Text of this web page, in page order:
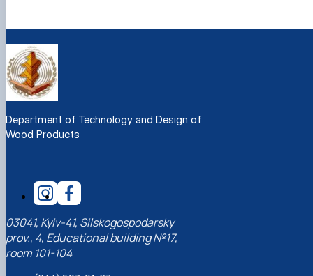
Department of Technology and Design of
Wood Products
03041, Kyiv-41, Silskogospodarsky
prov., 4, Educational building №17,
room 101-104